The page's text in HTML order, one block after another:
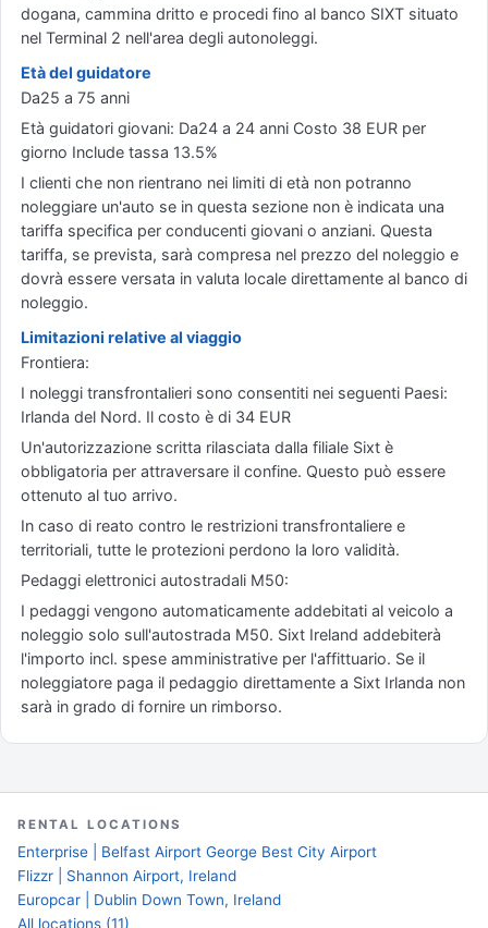
dogana, cammina dritto e procedi fino al banco SIXT situato
nel Terminal 2 nell'area degli autonoleggi.
Età del guidatore
Da25 a 75 anni
Età guidatori giovani: Da24 a 24 anni Costo 38 EUR per
giorno Include tassa 13.5%
I clienti che non rientrano nei limiti di età non potranno
noleggiare un'auto se in questa sezione non è indicata una
tariffa specifica per conducenti giovani o anziani. Questa
tariffa, se prevista, sarà compresa nel prezzo del noleggio e
dovrà essere versata in valuta locale direttamente al banco di
noleggio.
Limitazioni relative al viaggio
Frontiera:
I noleggi transfrontalieri sono consentiti nei seguenti Paesi:
Irlanda del Nord. Il costo è di 34 EUR
Un'autorizzazione scritta rilasciata dalla filiale Sixt è
obbligatoria per attraversare il confine. Questo può essere
ottenuto al tuo arrivo.
In caso di reato contro le restrizioni transfrontaliere e
territoriali, tutte le protezioni perdono la loro validità.
Pedaggi elettronici autostradali M50:
I pedaggi vengono automaticamente addebitati al veicolo a
noleggio solo sull'autostrada M50. Sixt Ireland addebiterà
l'importo incl. spese amministrative per l'affittuario. Se il
noleggiatore paga il pedaggio direttamente a Sixt Irlanda non
sarà in grado di fornire un rimborso.
RENTAL LOCATIONS
Enterprise | Belfast Airport George Best City Airport
Flizzr | Shannon Airport, Ireland
Europcar | Dublin Down Town, Ireland
All locations (11)